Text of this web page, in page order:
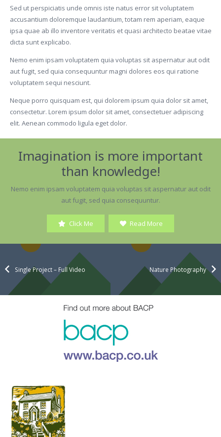
Sed ut perspiciatis unde omnis iste natus error sit voluptatem
accusantium doloremque laudantium, totam rem aperiam, eaque
ipsa quae ab illo inventore veritatis et quasi architecto beatae vitae
dicta sunt explicabo.
Nemo enim ipsam voluptatem quia voluptas sit aspernatur aut odit
aut fugit, sed quia consequuntur magni dolores eos qui ratione
voluptatem sequi nesciunt.
Neque porro quisquam est, qui dolorem ipsum quia dolor sit amet,
consectetur. Lorem ipsum dolor sit amet, consectetuer adipiscing
elit. Aenean commodo ligula eget dolor.
Imagination is more important
than knowledge!
Nemo enim ipsam voluptatem quia voluptas sit aspernatur aut odit
aut fugit, sed quia consequuntur.
Click Me Read More
Single Project – Full Video Nature Photography